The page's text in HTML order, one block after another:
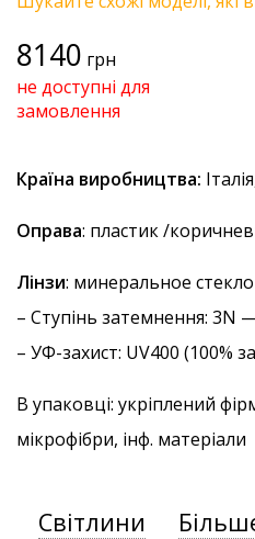
8140 грн
не доступні для
замовлення
Країна виробництва:
Оправа: пластик /
Лінзи: минеральное
– Ступінь затемнення: 3N
– УФ-захист: UV400 (100%
В упаковці: укріплений
мікрофібри, інф. матеріали
Світлини